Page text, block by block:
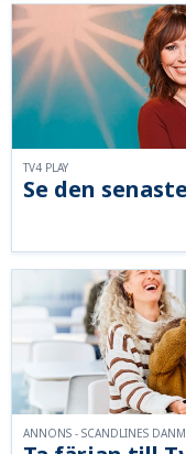
Se den
TV4 PLAY
ANNONS - SCANDLINES